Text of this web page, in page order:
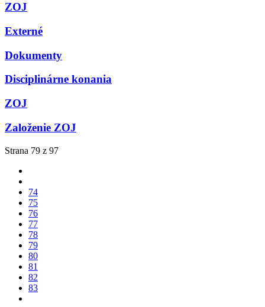
ZOJ
Externé
Dokumenty
Disciplinárne konania
ZOJ
Založenie ZOJ
Strana 79 z 97
74
75
76
77
78
79
80
81
82
83